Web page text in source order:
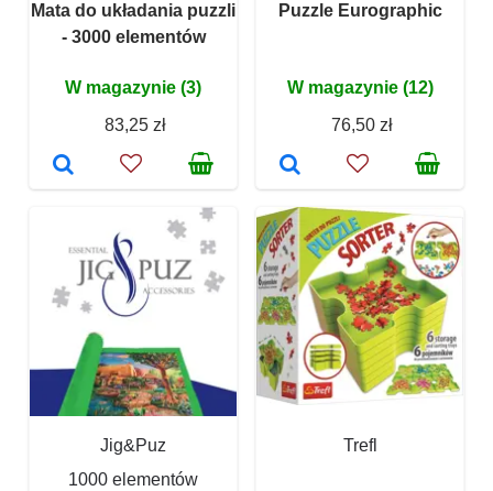
Mata do układania puzzli
- 3000 elementów
W magazynie (3)
83,25 zł
Puzzle Eurographic
W magazynie (12)
76,50 zł
Jig&Puz
1000 elementów
Trefl